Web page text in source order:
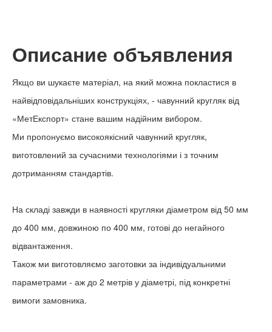
Описание объявления
Якщо ви шукаєте матеріал, на який можна покластися в
найвідповідальніших конструкціях, - чавунний кругляк від
«МетЕкспорт» стане вашим надійним вибором.
Ми пропонуємо високоякісний чавунний кругляк,
виготовлений за сучасними технологіями і з точним
дотриманням стандартів.
На складі завжди в наявності кругляки діаметром від 50 мм
до 400 мм, довжиною по 400 мм, готові до негайного
відвантаження.
Також ми виготовляємо заготовки за індивідуальними
параметрами - аж до 2 метрів у діаметрі, під конкретні
вимоги замовника.